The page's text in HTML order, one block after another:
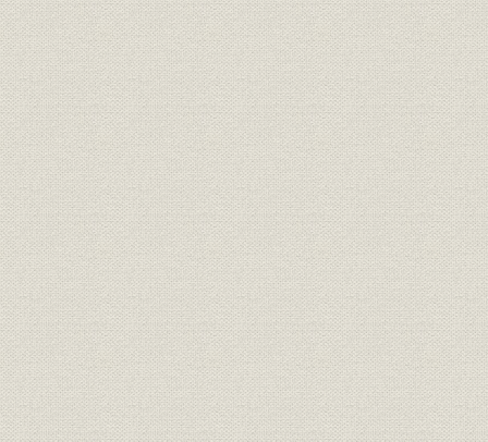
賃金
日本ベンベルグ絹糸の一般工員
(傭員)の初任給(日給)
1932年
財務・業績
日本ベンベルグ絹糸の損益計算
の推移
1929年4
資産
延岡工場及び延岡系統発電所価
額
1930年代
事業所;施設
大津工場(1934年頃)、創業当時
の延岡工場レーヨン部(1935
年)、ベンベルグ部正門(延岡
1938年)
1934年
製品
ベンベルグ、レーヨン製品//製造
開始当初の「旭味」、宮杉硝安
爆薬(日本窒素火薬)
事業所;福利厚生
旭ベンベルグ絹糸 本社(大阪ビ
ル 1948年頃)、延岡工場 中央事
務所(1938年)、寄宿舎の食堂
(1938年頃)、生花の稽古(1938
1938年、